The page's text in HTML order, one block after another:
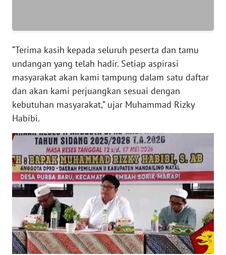
“Terima kasih kepada seluruh peserta dan tamu
undangan yang telah hadir. Setiap aspirasi
masyarakat akan kami tampung dalam satu daftar
dan akan kami perjuangkan sesuai dengan
kebutuhan masyarakat,” ujar Muhammad Rizky
Habibi.
WN
RIAU
WN
SERAMBI
JAMBI
WN
SULTRA
NTB
WN
SULTENG